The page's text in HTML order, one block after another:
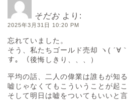
そだお より:
2025年3月31日 10:20 PM
忘れていました。
そう、私たちゴールド売却 ヽ(
す。（後悔しきり、、、）
平均の話、二人の偉業は誰もが知る
嘘じゃなくてもこういうことが起こ
そして明日は嘘をついてもいいと言